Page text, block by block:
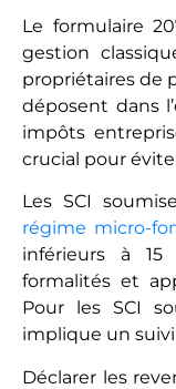
Le formulaire
gestion
propriétaires de
déposent dans
impôts
crucial pour
Les SCI
régime micro-
inférieurs à
formalités et
Pour les SCI
implique un
Déclarer les